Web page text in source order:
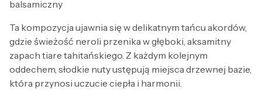
balsamiczny
Ta kompozycja ujawnia się w delikatnym tańcu akordów,
gdzie świeżość neroli przenika w głęboki, aksamitny
zapach tiare tahitańskiego. Z każdym kolejnym
oddechem, słodkie nuty ustępują miejsca drzewnej bazie,
która przynosi uczucie ciepła i harmonii.